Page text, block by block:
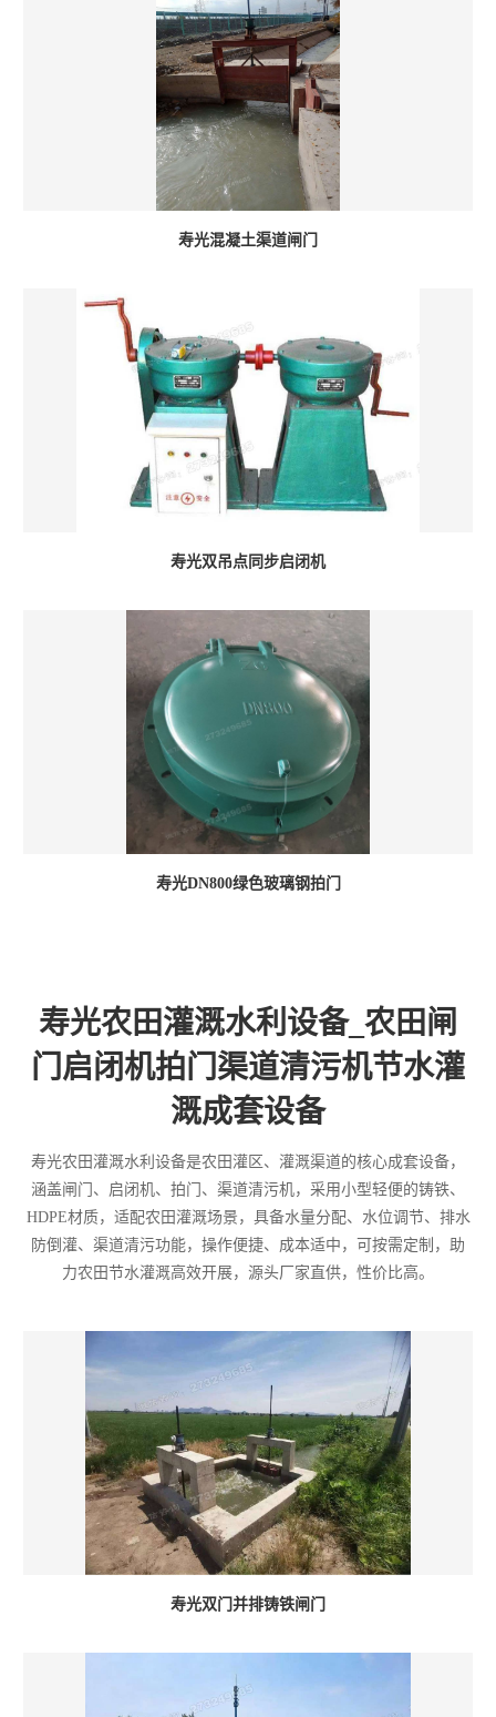
寿光混凝土渠道闸门
寿光双吊点同步启闭机
寿光DN800绿色玻璃钢拍门
寿光农田灌溉水利设备_农田闸
门启闭机拍门渠道清污机节水灌
溉成套设备
寿光农田灌溉水利设备是农田灌区、灌溉渠道的核心成套设备，
涵盖闸门、启闭机、拍门、渠道清污机，采用小型轻便的铸铁、
HDPE材质，适配农田灌溉场景，具备水量分配、水位调节、排水
防倒灌、渠道清污功能，操作便捷、成本适中，可按需定制，助
力农田节水灌溉高效开展，源头厂家直供，性价比高。
寿光双门并排铸铁闸门